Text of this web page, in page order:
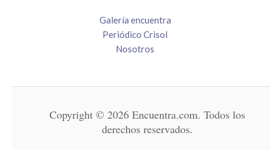
Galería encuentra
Periódico Crisol
Nosotros
Copyright © 2026 Encuentra.com. Todos los
derechos reservados.